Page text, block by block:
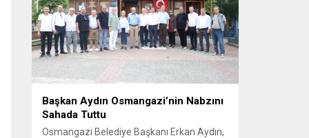
dertlerini Kürtçe olarak doğrudan Bakan
Şimşek’e aktarması, orada bulunanların
ilgisini çekti. Şimşek ise samimi bir...
Başkan Aydın Osmangazi’nin Nabzını
Sahada Tuttu
Osmangazi Belediye Başkanı Erkan Aydın,